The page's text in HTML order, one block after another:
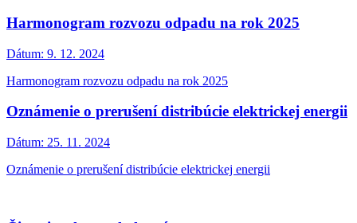
Harmonogram rozvozu odpadu na rok 2025
Dátum: 9. 12. 2024
Harmonogram rozvozu odpadu na rok 2025
Oznámenie o prerušení distribúcie elektrickej energii
Dátum: 25. 11. 2024
Oznámenie o prerušení distribúcie elektrickej energii